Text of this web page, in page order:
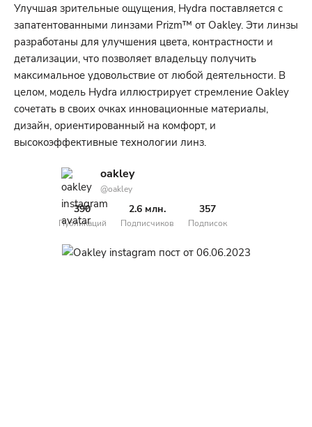
Улучшая зрительные ощущения, Hydra поставляется с
запатентованными линзами Prizm™ от Oakley. Эти линзы
разработаны для улучшения цвета, контрастности и
детализации, что позволяет владельцу получить
максимальное удовольствие от любой деятельности. В
целом, модель Hydra иллюстрирует стремление Oakley
сочетать в своих очках инновационные материалы,
дизайн, ориентированный на комфорт, и
высокоэффективные технологии линз.
oakley
@oakley
390
Публикаций
2.6 млн.
Подписчиков
357
Подписок